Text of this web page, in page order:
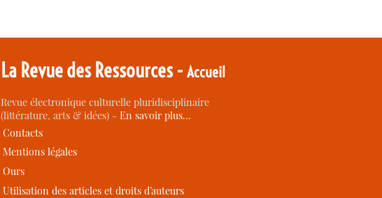
La Revue des Ressources -Accueil
Revue électronique culturelle pluridisciplinaire
(littérature, arts & idées) -En savoir plus…
Contacts
Mentions légales
Ours
Utilisation des articles et droits d’auteurs